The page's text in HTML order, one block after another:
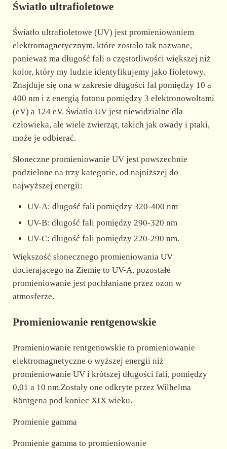
Światło ultrafioletowe
Światło ultrafioletowe (UV) jest promieniowaniem
elektromagnetycznym, które zostało tak nazwane,
ponieważ ma długość fali o częstotliwości większej niż
kolor, który my ludzie identyfikujemy jako fioletowy.
Znajduje się ona w zakresie długości fal pomiędzy 10 a
400 nm i z energią fotonu pomiędzy 3 elektronowoltami
(eV) a 124 eV. Światło UV jest niewidzialne dla
człowieka, ale wiele zwierząt, takich jak owady i ptaki,
może je odbierać.
Słoneczne promieniowanie UV jest powszechnie
podzielone na trzy kategorie, od najniższej do
najwyższej energii:
UV-A: długość fali pomiędzy 320-400 nm
UV-B: długość fali pomiędzy 290-320 nm
UV-C: długość fali pomiędzy 220-290 nm.
Większość słonecznego promieniowania UV
docierającego na Ziemię to UV-A, pozostałe
promieniowanie jest pochłaniane przez ozon w
atmosferze.
Promieniowanie rentgenowskie
Promieniowanie rentgenowskie to promieniowanie
elektromagnetyczne o wyższej energii niż
promieniowanie UV i krótszej długości fali, pomiędzy
0,01 a 10 nm.Zostały one odkryte przez Wilhelma
Röntgena pod koniec XIX wieku.
Promienie gamma
Promienie gamma to promieniowanie